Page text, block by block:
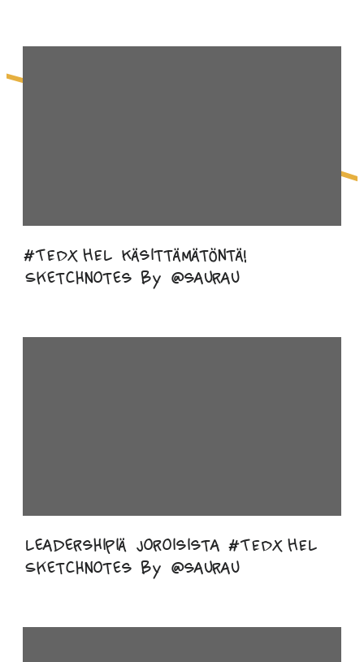
#TEDxHEL Käsittämätöntä!
Sketchnotes by @saurau
Leadershipiä Joroisista #TEDxHEL
Sketchnotes by @saurau